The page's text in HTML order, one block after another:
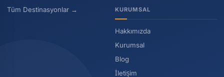
Tüm Destinasyonlar →
KURUMSAL
Hakkımızda
Kurumsal
Blog
İletişim